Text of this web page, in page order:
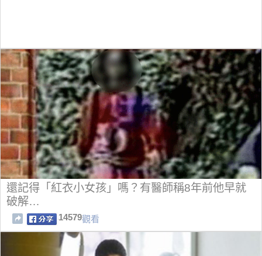
還記得「紅衣小女孩」嗎？有醫師稱8年前他早就
破解…
14579觀看